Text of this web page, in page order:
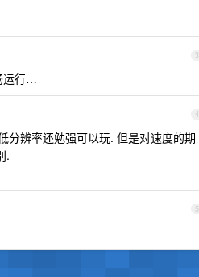
3
运行…
4
分辨率还勉强可以玩. 但是对速度的期
.
5